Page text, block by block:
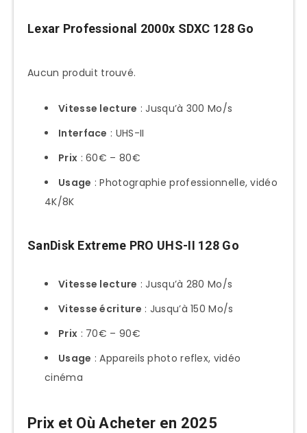
Lexar Professional 2000x SDXC 128 Go
Aucun produit trouvé.
Vitesse lecture : Jusqu’à 300 Mo/s
Interface : UHS-II
Prix : 60€ – 80€
Usage : Photographie professionnelle, vidéo
4K/8K
SanDisk Extreme PRO UHS-II 128 Go
Vitesse lecture : Jusqu’à 280 Mo/s
Vitesse écriture : Jusqu’à 150 Mo/s
Prix : 70€ – 90€
Usage : Appareils photo reflex, vidéo
cinéma
Prix et Où Acheter en 2025